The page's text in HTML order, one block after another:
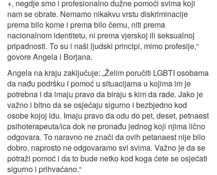
+, negdje smo i profesionalno dužne pomoći svima koji
nam se obrate. Nemamo nikakvu vrstu diskriminacije
prema bilo kome i prema bilo čemu, niti prema
nacionalnom identitetu, ni prema vjerskoj ili seksualnoj
pripadnosti. To su i naši ljudski principi, mimo profesije,“
govore Angela i Borjana.
Angela na kraju zaključuje: „Želim poručiti LGBTI osobama
da nađu podršku i pomoć u situacijama u kojima im je
potrebna i da imaju pravo da biraju s kim da rade. Jako je
važno i bitno da se osjećaju sigurno i bezbjedno kod
osobe kojoj idu. Imaju pravo da odu do pet, deset, petnaest
psihoterapeuta/ica dok ne pronađu jednog koji njima lično
odgovara. To naravno ne znači da ovih petanaest nije bilo
dobro, naprosto ne odgovaramo svi svima. Važno je da se
potraži pomoć i da to bude netko kod koga ćete se osjećati
sigurno i prihvaćano.“